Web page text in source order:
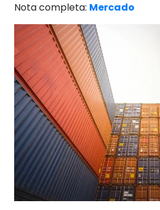
Nota completa: Mercado